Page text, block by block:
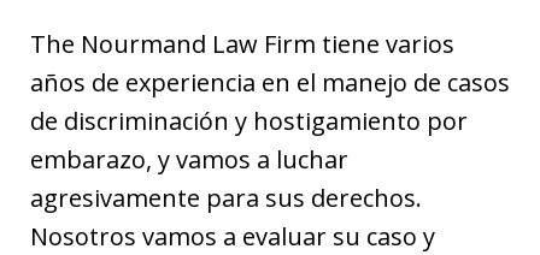
The Nourmand Law Firm tiene varios
años de experiencia en el manejo de casos
de discriminación y hostigamiento por
embarazo, y vamos a luchar
agresivamente para sus derechos.
Nosotros vamos a evaluar su caso y